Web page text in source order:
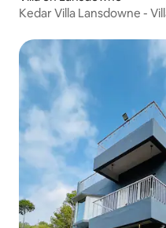
Kedar Villa Lansdowne -